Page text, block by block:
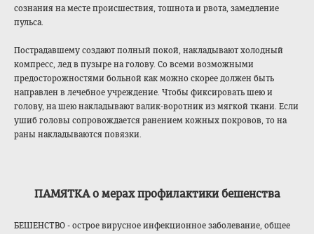
сознания на месте происшествия, тошнота и рвота, замедление
пульса.
Пострадавшему создают полный покой, накладывают холодный
компресс, лед в пузыре на голову. Со всеми возможными
предосторожностями больной как можно скорее должен быть
направлен в лечебное учреждение. Чтобы фиксировать шею и
голову, на шею накладывают валик-воротник из мягкой ткани. Если
ушиб головы сопровождается ранением кожных покровов, то на
раны накладываются повязки.
ПАМЯТКА о мерах профилактики бешенства
БЕШЕНСТВО - острое вирусное инфекционное заболевание, общее